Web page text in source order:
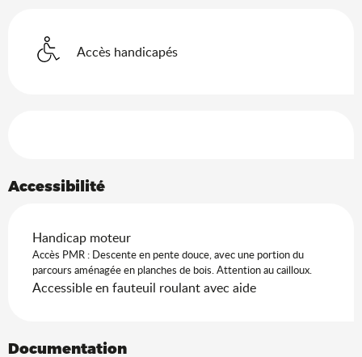
Accès handicapés
Accessibilité
Handicap moteur
Accès PMR : Descente en pente douce, avec une portion du
parcours aménagée en planches de bois. Attention au cailloux.
Accessible en fauteuil roulant avec aide
Documentation